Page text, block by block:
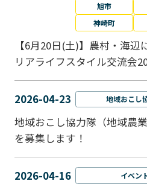
旭市
神崎町
【6月20日(土)】農村・海
リアライフスタイル交流会
2026-04-23 地域おこし
地域おこし協力隊（地域農
を募集します！
2026-04-16 イベン